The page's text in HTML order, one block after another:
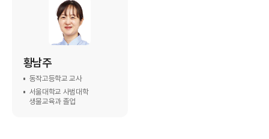
황남주
동작고등학교 교사
서울대학교 사범대학
생물교육과 졸업